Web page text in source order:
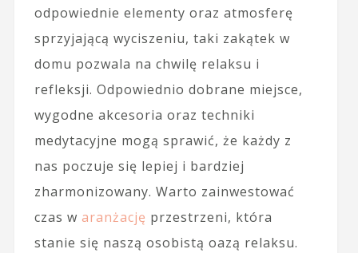
odpowiednie elementy oraz atmosferę
sprzyjającą wyciszeniu, taki zakątek w
domu pozwala na chwilę relaksu i
refleksji. Odpowiednio dobrane miejsce,
wygodne akcesoria oraz techniki
medytacyjne mogą sprawić, że każdy z
nas poczuje się lepiej i bardziej
zharmonizowany. Warto zainwestować
czas w aranżację przestrzeni, która
stanie się naszą osobistą oazą relaksu.